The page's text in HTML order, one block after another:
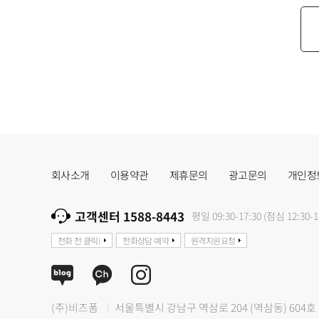
회사소개 이용약관 제휴문의 광고문의 개인
고객센터 1588-8443 평일 09:30-17:30 (점심 12:30-
전화 전 클릭! 전화상담 예약 원격지원요청
(주)비즈폼 서울특별시 강남구 역삼로 204 (역삼동) 604호